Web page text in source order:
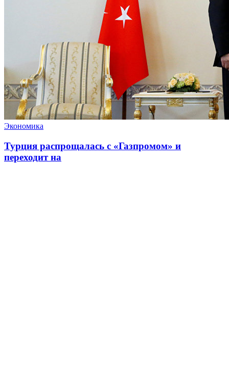
Экономика
Турция распрощалась с «Газпромом» и
переходит на